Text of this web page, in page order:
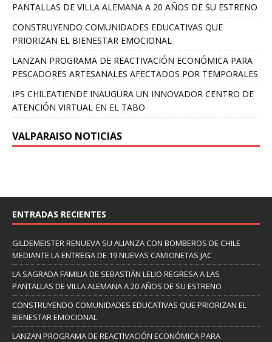
PANTALLAS DE VILLA ALEMANA A 20 AÑOS DE SU ESTRENO
CONSTRUYENDO COMUNIDADES EDUCATIVAS QUE
PRIORIZAN EL BIENESTAR EMOCIONAL
LANZAN PROGRAMA DE REACTIVACIÓN ECONÓMICA PARA
PESCADORES ARTESANALES AFECTADOS POR TEMPORALES
IPS CHILEATIENDE INAUGURA UN INNOVADOR CENTRO DE
ATENCIÓN VIRTUAL EN EL TABO
VALPARAISO NOTICIAS
ENTRADAS RECIENTES
GILDEMEISTER RENUEVA SU ALIANZA CON BOMBEROS DE CHILE
MEDIANTE LA ENTREGA DE 19 NUEVAS CAMIONETAS JAC
LA SAGRADA FAMILIA DE SEBASTIÁN LELIO REGRESA A LAS
PANTALLAS DE VILLA ALEMANA A 20 AÑOS DE SU ESTRENO
CONSTRUYENDO COMUNIDADES EDUCATIVAS QUE PRIORIZAN EL
BIENESTAR EMOCIONAL
LANZAN PROGRAMA DE REACTIVACIÓN ECONÓMICA PARA